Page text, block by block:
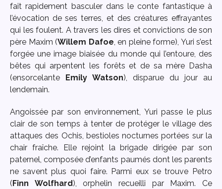
fait rapidement basculer dans le conte fantastique à
l’évocation de ses terres, et des créatures effrayantes
qui les foulent. A travers les dires et convictions de son
père Maxim (Willem Dafoe, en pleine forme), Yuri s’est
forgée une image biaisée du monde qui l’entoure, des
bêtes qui arpentent les forêts et de sa mère Dasha
(ensorcelante
Emily Watson), disparue du jour au
lendemain.
Angoissée par son environnement, Yuri passe le plus
clair de son temps à tenter de protéger le village des
attaques des Ochis, bestioles nocturnes portées sur la
chair fraîche. Elle rejoint la brigade dirigée par son
paternel, composée d’enfants paumés dont les parents
ne savent plus quoi faire. Parmi eux se trouve Petro
( Finn Wolfhard), orphelin recueilli par Maxim. Ce